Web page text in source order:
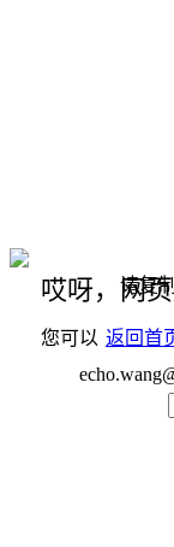
哎呀，网
您可以 返回首
请复